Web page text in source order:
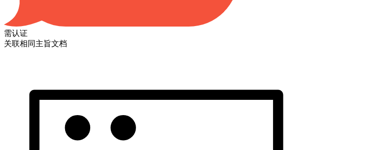
需认证
关联相同主旨文档